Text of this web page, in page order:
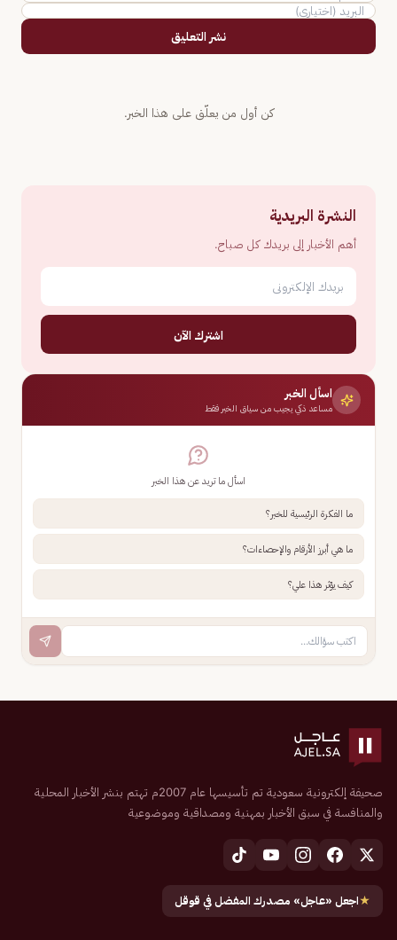
نشر التعليق
كن أول من يعلّق على هذا الخبر.
النشرة البريدية
أهم الأخبار إلى بريدك كل صباح.
اشترك الآن
اسأل الخبر
مساعد ذكي يجيب من سياق الخبر فقط
اسأل ما تريد عن هذا الخبر
ما الفكرة الرئيسية للخبر؟
ما هي أبرز الأرقام والإحصاءات؟
كيف يؤثر هذا علي؟
صحيفة إلكترونية سعودية تم تأسيسها عام 2007م تهتم بنشر الأخبار المحلية
والمنافسة في سبق الأخبار بمهنية ومصداقية وموضوعية
★اجعل «عاجل» مصدرك المفضل في قوقل